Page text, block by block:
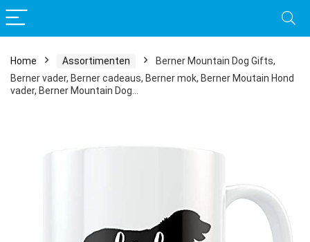
Home Assortimenten
Berner Mountain Dog Gifts,
Berner vader, Berner cadeaus, Berner mok, Berner Moutain Hond
vader, Berner Mountain Dog…